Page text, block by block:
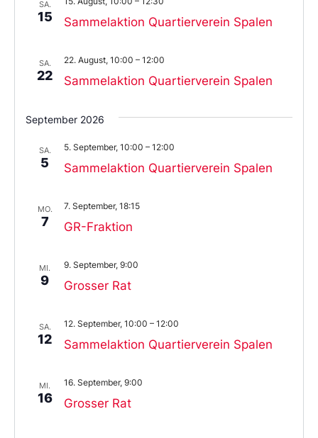
aus.
SA.
15 Sammelaktion Quartierverein Spalen
SA.
22 Sammelaktion Quartierverein Spalen
22. August, 10:00 – 12:00
September 2026
SA.
5 Sammelaktion Quartierverein Spalen
5. September, 10:00 – 12:00
MO.
7 GR-Fraktion
7. September, 18:15
MI.
9 Grosser Rat
9. September, 9:00
SA.
12 Sammelaktion Quartierverein Spalen
12. September, 10:00 – 12:00
MI.
16 Grosser Rat
16. September, 9:00